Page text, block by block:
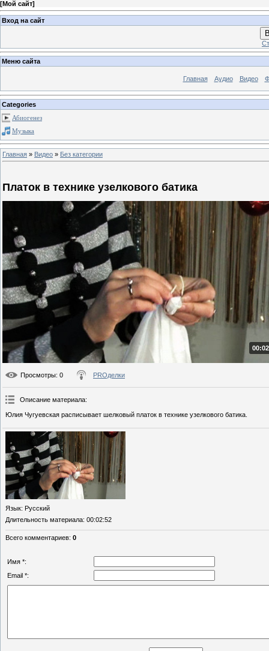
[Мой сайт]
Вход на сайт
Меню сайта
Главная Аудио Видео
Categories
Абиогенез
Музыка
Главная » Видео » Без категории
Платок в технике узелкового батика
Просмотры: 0 PROделки
Описание материала:
Юлия Чугуевская расписывает шелковый платок в технике узелкового батика.
Язык: Русский
Длительность материала: 00:02:52
Всего комментариев: 0
Имя *:
Email *: